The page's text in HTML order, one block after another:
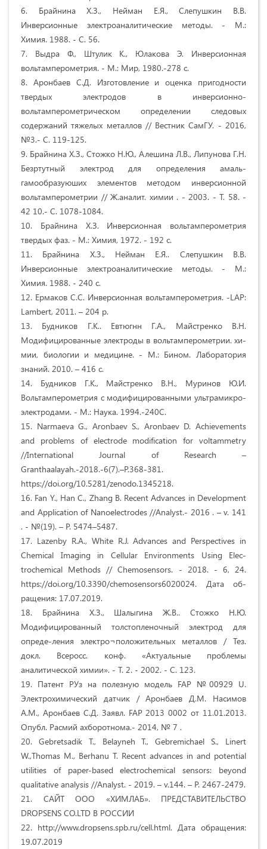
6. Брайнина Х.З., Нейман Е.Я., Слепушкин В.В.
Инверсионные электроаналитические методы. - М.:
Химия. 1988. - С. 56.
7. Выдра Ф., Штулик К., Юлакова Э. Инверсионная
вольтамперометрия. - М.: Мир, 1980.-278 с.
8. Аронбаев С.Д. Изготовление и оценка пригодности
твердых электродов в инверсионно-
вольтамперометрическом определении следовых
содержаний тяжелых металлов // Вестник СамГУ. - 2016,
№3.- С. 119-125.
9. Брайнина Х.З., Стожко Н.Ю., Алешина Л.В., Липунова Г.Н.
Безртутный электрод для определения амаль-
гамообразуюших элементов методом инверсионной
вольтамперометрии // Ж.аналит. химии . - 2003. - Т. 58. -
42 10.- С. 1078-1084.
10. Брайнина Х.З. Инверсионная вольтамперометрия
твердых фаз. - М.: Химия, 1972. - 192 с.
11. Брайнина Х.З., Нейман Е.Я.. Слепушкин В.В.
Инверсионные электроаналитические методы. - М.:
Химия. 1988. - 240 с.
12. Ермаков С.С. Инверсионная вольтамперометрия. -LAP:
Lambert, 2011. – 204 p.
13. Будников Г.К.. Евтюгнн Г.А., Майстренко В.Н.
Модифицированные электроды в вольтамперометрии. хи-
мии, биологии и медицине. - М.: Бином. Лаборатория
знаний. 2010. – 416 с.
14. Будников Г.К., Майстренко В.Н., Муринов Ю.И.
Вольтамперометрия с модифицированными ультрамикро-
электродами. - М.: Наука. 1994.-240С.
15. Narmaeva G., Aronbaev S., Aronbaev D. Achievements
and problems of electrode modification for voltammetry
//International Journal of Research –
Granthaalayah.-2018.-6(7).–Р.368-381.
https://doi.org/10.5281/zenodo.1345218.
16. Fan Y., Han C., Zhang B. Recent Advances in Development
and Application of Nanoelectrodes //Analyst.- 2016 . – v. 141
. - №(19). – Р. 5474–5487.
17. Lazenby R.A., White R.J. Advances and Perspectives in
Chemical Imaging in Cellular Environments Using Elec-
trochemical Methods // Chemosensors. - 2018. - 6, 24.
https://doi.org/10.3390/chemosensors6020024. Дата об-
ращения: 17.07.2019.
18. Брайнина Х.З., Шалыгина Ж.В.. Стожко Н.Ю.
Модифицированный толстопленочный электрод для
опреде-ления электро¬положительных металлов / Тез.
докл. Всеросс. конф. «Актуальные проблемы
аналитической химии». - Т. 2. - 2002. - С. 123.
19. Патент РУз на полезную модель FAP №00929 U.
Электрохимический датчик / Аронбаев Д.М. Насимов
А.М., Аронбаев С.Д. Заявл. FAP 2013 0002 от 11.01.2013.
Опубл. Расмий ахборотнома.- 2014, № 7 .
20. Gebretsadik T., Belayneh T., Gebremichael S., Linert
W.,Thomas M., Berhanu T. Recent advances in and potential
utilities of paper-based electrochemical sensors: beyond
qualitative analysis //Analyst. - 2019. – v.144. – P. 2467-2479.
21. САЙТ ООО «ХИМЛАБ». ПРЕДСТАВИТЕЛЬСТВО
DROPSENS CO.LTD В РОССИИ
22. http://www.dropsens.spb.ru/cell.html. Дата обращения:
19.07.2019